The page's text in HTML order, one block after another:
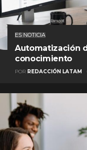
ES NOTICIA
Automatización
conocimiento
POR REDACCIÓN LATAM